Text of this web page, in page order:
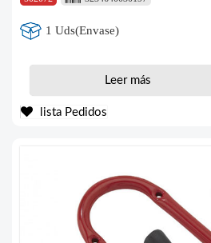
1 Uds(Envase)
Leer más
lista Pedidos